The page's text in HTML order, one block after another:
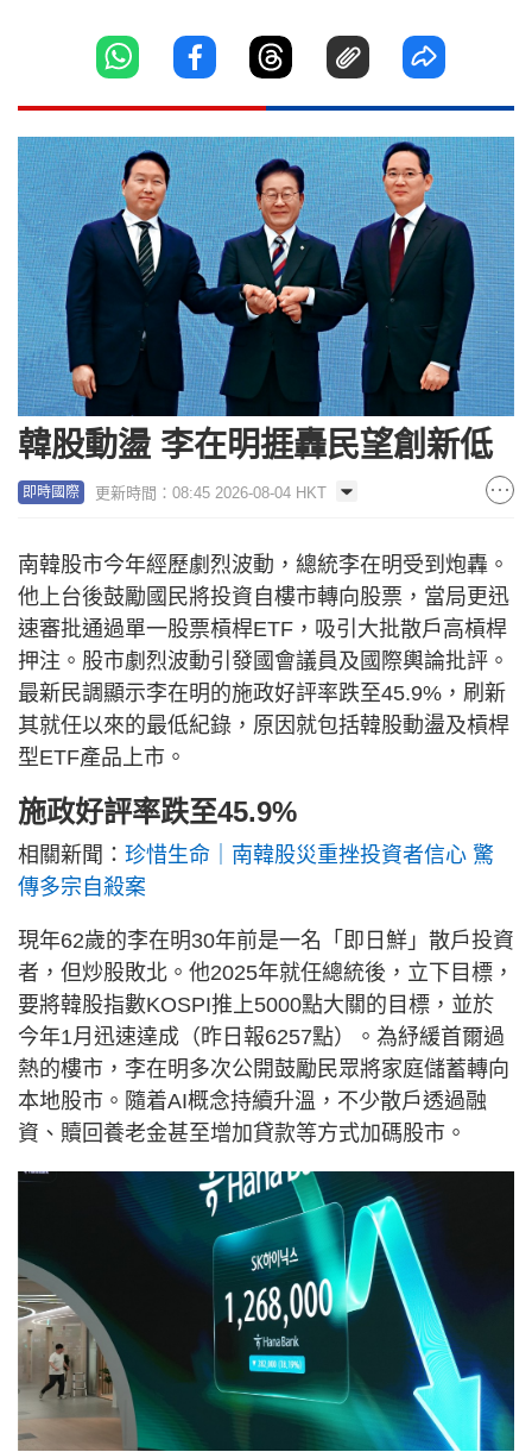
韓股動盪 李在明捱轟民望創新低
即時國際 更新時間：08:45 2026-08-04 HKT
南韓股市今年經歷劇烈波動，總統李在明受到炮轟。
他上台後鼓勵國民將投資自樓市轉向股票，當局更迅
速審批通過單一股票槓桿ETF，吸引大批散戶高槓桿
押注。股市劇烈波動引發國會議員及國際輿論批評。
最新民調顯示李在明的施政好評率跌至45.9%，刷新
其就任以來的最低紀錄，原因就包括韓股動盪及槓桿
型ETF產品上市。
施政好評率跌至45.9%
相關新聞： 珍惜生命｜南韓股災重挫投資者信心 驚
傳多宗自殺案
現年62歲的李在明30年前是一名「即日鮮」散戶投資
者，但炒股敗北。他2025年就任總統後，立下目標，
要將韓股指數KOSPI推上5000點大關的目標，並於
今年1月迅速達成（昨日報6257點）。為紓緩首爾過
熱的樓市，李在明多次公開鼓勵民眾將家庭儲蓄轉向
本地股市。隨着AI概念持續升溫，不少散戶透過融
資、贖回養老金甚至增加貸款等方式加碼股市。